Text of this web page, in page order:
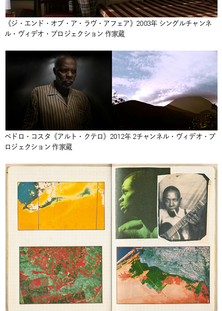
《ジ・エンド・オブ・ア・ラヴ・アフェア》2003年 シングルチャンネ
ル・ヴィデオ・プロジェクション 作家蔵
ペドロ・コスタ《アルト・クテロ》2012年 2チャンネル・ヴィデオ・プ
ロジェクション 作家蔵